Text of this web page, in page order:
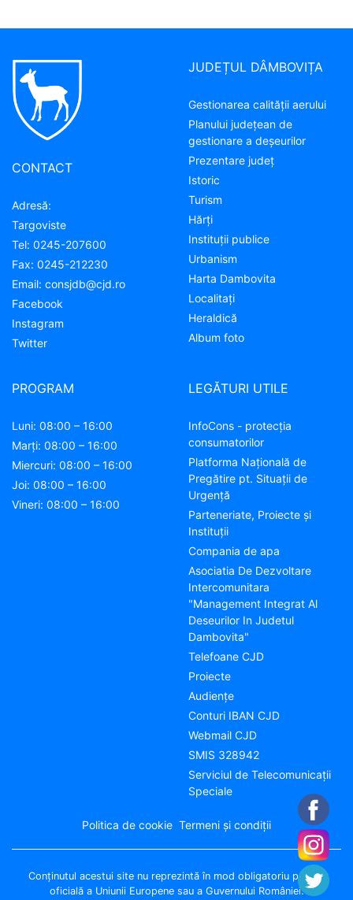
CONTACT
Adresă:
Targoviste
Tel: 0245-207600
Fax: 0245-212230
Email: consjdb@cjd.ro
Facebook
Instagram
Twitter
JUDEȚUL DÂMBOVIȚA
Gestionarea calității aerului
Planului județean de
gestionare a deșeurilor
Prezentare judeţ
Istoric
Turism
Hărţi
Instituţii publice
Urbanism
Harta Dambovita
Localitaţi
Heraldică
Album foto
LEGĂTURI UTILE
InfoCons - protecția
consumatorilor
Platforma Națională de
Pregătire pt. Situații de
Urgență
Parteneriate, Proiecte și
Instituții
Compania de apa
Asociatia De Dezvoltare
Intercomunitara
"Management Integrat Al
Deseurilor In Judetul
Dambovita"
Telefoane CJD
Proiecte
Audienţe
Conturi IBAN CJD
Webmail CJD
SMIS 328942
Serviciul de Telecomunicații
Speciale
PROGRAM
Luni: 08:00 – 16:00
Marți: 08:00 – 16:00
Miercuri: 08:00 – 16:00
Joi: 08:00 – 16:00
Vineri: 08:00 – 16:00
Politica de cookie Termeni și condiții
Conţinutul acestui site nu reprezintă în mod obligatoriu poziţia
oficială a Uniunii Europene sau a Guvernului României.